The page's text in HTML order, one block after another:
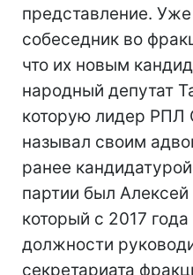
представление.
собеседник во
что их новым
народный депутат
которую лидер РПЛ
называл своим
ранее
партии был
который с 2017 года
должности
секретариата